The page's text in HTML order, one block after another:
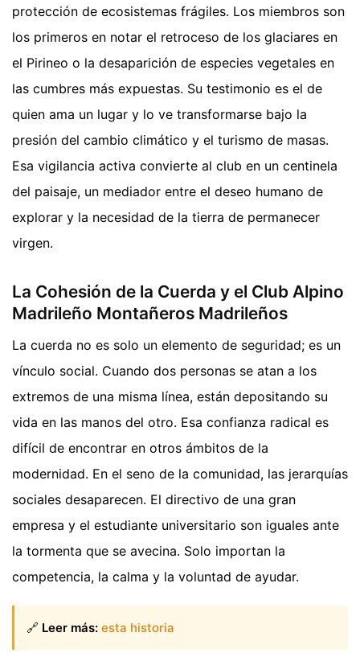
protección de ecosistemas frágiles. Los miembros son
los primeros en notar el retroceso de los glaciares en
el Pirineo o la desaparición de especies vegetales en
las cumbres más expuestas. Su testimonio es el de
quien ama un lugar y lo ve transformarse bajo la
presión del cambio climático y el turismo de masas.
Esa vigilancia activa convierte al club en un centinela
del paisaje, un mediador entre el deseo humano de
explorar y la necesidad de la tierra de permanecer
virgen.
La Cohesión de la Cuerda y el Club Alpino
Madrileño Montañeros Madrileños
La cuerda no es solo un elemento de seguridad; es un
vínculo social. Cuando dos personas se atan a los
extremos de una misma línea, están depositando su
vida en las manos del otro. Esa confianza radical es
difícil de encontrar en otros ámbitos de la
modernidad. En el seno de la comunidad, las jerarquías
sociales desaparecen. El directivo de una gran
empresa y el estudiante universitario son iguales ante
la tormenta que se avecina. Solo importan la
competencia, la calma y la voluntad de ayudar.
🔗 Leer más: esta historia